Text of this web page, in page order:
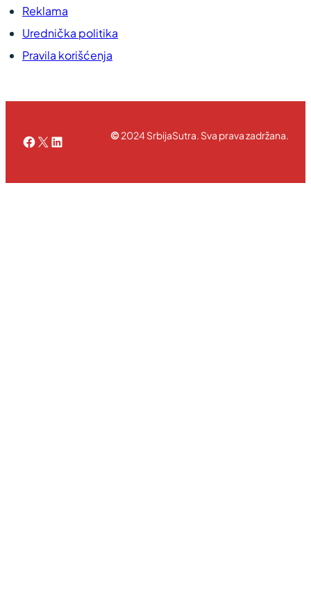
Reklama
Urednička politika
Pravila korišćenja
Facebook
X LinkedIn©2024 SrbijaSutra. Sva prava zadržana.